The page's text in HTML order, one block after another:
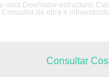
de obra e
Consultar